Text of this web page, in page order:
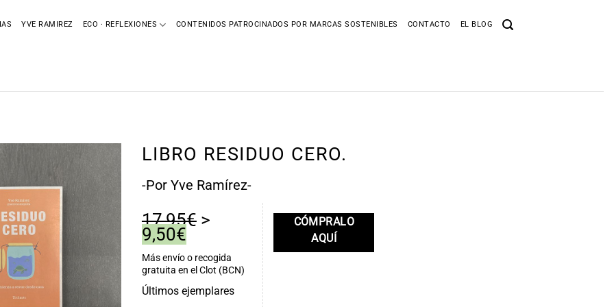
YVE RAMIREZ ECO · REFLEXIONES CONTENIDOS PATROCINADOS POR MARCAS SOSTENIBLES CONTACTO EL BLOG
LIBRO RESIDUO CERO.
-Por Yve Ramírez-
17,95€>
9,50€
Más envío o recogida
gratuita en el Clot (BCN)
Últimos ejemplares
CÓMPRALO
AQUÍ